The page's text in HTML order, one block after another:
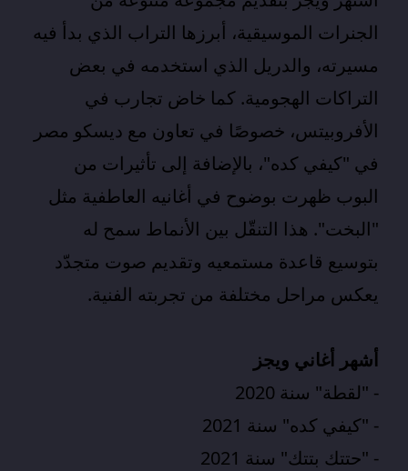
الجنرات الموسيقية، أبرزها التراب الذي بدأ فيه
مسيرته، والدريل الذي استخدمه في بعض
التراكات الهجومية. كما خاض تجارب في
الأفروبيتس، خصوصًا في تعاون مع ديسكو مصر
في "كيفي كده"، بالإضافة إلى تأثيرات من
البوب ظهرت بوضوح في أغانيه العاطفية مثل
"البخت". هذا التنقّل بين الأنماط سمح له
بتوسيع قاعدة مستمعيه وتقديم صوت متجدّد
يعكس مراحل مختلفة من تجربته الفنية.
أشهر أغاني ويجز
- "لقطة" سنة 2020
- "كيفي كده" سنة 2021
- "حتتك بتتك" سنة 2021